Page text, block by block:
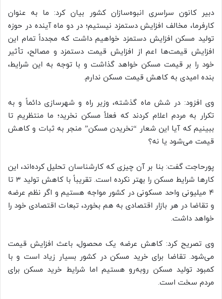
دبیر کانون سراسری انبوه‌سازان کشور بیان کرد: ما به عنوان
کارفرما، مخالف افزایش دستمزد نیستیم؛ در دو ماه آینده در حوزه
تولید مسکن افزایش دستمزد خواهیم داشت که مجدداً تمام این
افزایش قیمت‌ها اعم از افزایش قیمت دستمزد و مصالح، تأثیر
خود را بر قیمت مسکن خواهد گذاشت و با توجه به این شرایط،
بنده امیدی به کاهش قیمت مسکن ندارم.
وی افزود: در شش ماه گذشته، وزیر راه و شهرسازی دائماً و به
تکرار به مردم اعلام کردند که فعلاً مسکن نخرید؛ ما منتظریم تا
ببینیم که آیا این شعار “نخریدن مسکن” منجر به ثبات و کاهش
قیمت ‌می‌شود یا نه؟
پورحاجت گفت: بنا بر آن چیزی که کارشناسان تحلیل کرده‌اند، این
کارها شرایط مسکن را بهتر نکرده است. تقریباً با کاهش تولید ۳ تا
۴ میلیونی واحد مسکونی در کشور مواجه هستیم و اگر نظم عرضه
و تقاضا در هر بازار اقتصادی به هم بخورد، تبعات اقتصادی خود را
خواهد داشت.
وی تصریح کرد: کاهش عرضه یک محصول، باعث افزایش قیمت
می‌شود. تقاضا برای خرید مسکن در کشور بسیار زیاد است و با
کمبود تولید مسکن روبه‌رو هستیم اما شرایط خرید مسکن برای
مردم سخت است.